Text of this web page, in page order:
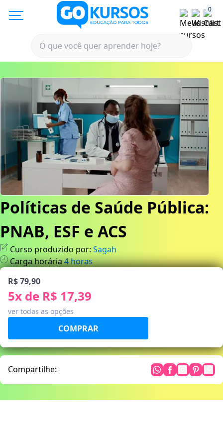
0
Políticas de Saúde Pública:
PNAB, ESF e ACS
Curso produzido por: Sagah
Carga horária4horas
R$ 79,90
5x de R$ 17,39
ver todas as opções
Compartilhe: